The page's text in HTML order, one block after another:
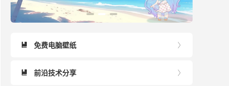

 免费电脑壁纸

 前沿技术分享